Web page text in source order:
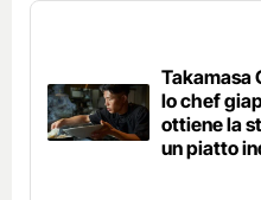
Takamasa
lo chef
ottiene la
un piatto